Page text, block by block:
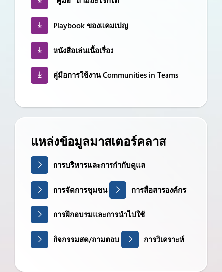
Playbook ของแคมเปญ
หนังสือเล่นเนื้อเรื่อง
คู่มือการใช้งาน Communities in Teams
แหล่งข้อมูลมาสเตอร์คลาส
การบริหารและการกำกับดูแล
การจัดการชุมชน การสื่อสารองค์กร
การฝึกอบรมและการนำไปใช้
กิจกรรมสด/ถามตอบ การวิเคราะห์